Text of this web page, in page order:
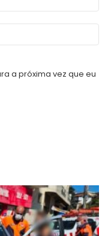
a próxima vez que eu